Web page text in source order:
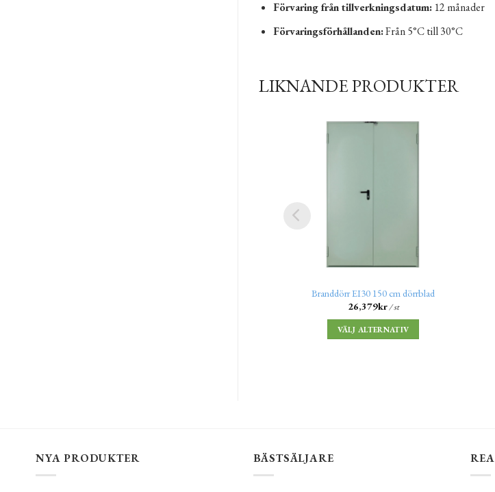
Förvaring från tillverkningsdatum:12 månader
Förvaringsförhållanden:Från 5°C till 30°C
LIKNANDE PRODUKTER
Branddörr EI30 150 cm dörrblad
26,379kr/ st
VÄLJ ALTERNATIV
NYA PRODUKTER BÄSTSÄLJARE REA